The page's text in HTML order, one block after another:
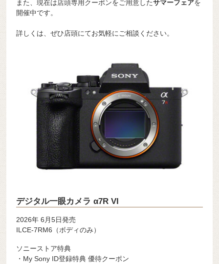
また、現在は店頭専用クーポンをご用意したサマーフェアを
開催中です。
詳しくは、ぜひ店頭にてお気軽にご相談ください。
デジタル一眼カメラ α7R VI
2026年 6月5日発売
ILCE-7RM6（ボディのみ）
ソニーストア特典
・My Sony ID登録特典 優待クーポン